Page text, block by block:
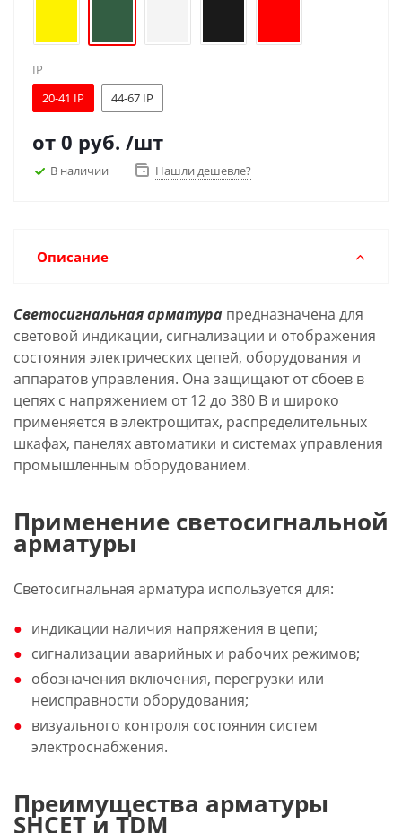
IP
20-41 IP
44-67 IP
от 0 руб. /шт
В наличии Нашли дешевле?
Описание
Светосигнальная арматура предназначена для
световой индикации, сигнализации и отображения
состояния электрических цепей, оборудования и
аппаратов управления. Она защищают от сбоев в
цепях с напряжением от 12 до 380 В и широко
применяется в электрощитах, распределительных
шкафах, панелях автоматики и системах управления
промышленным оборудованием.
Применение светосигнальной
арматуры
Светосигнальная арматура используется для:
индикации наличия напряжения в цепи;
сигнализации аварийных и рабочих режимов;
обозначения включения, перегрузки или
неисправности оборудования;
визуального контроля состояния систем
электроснабжения.
Преимущества арматуры
SHCET и TDM